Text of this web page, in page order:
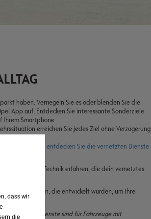
haben. Verriegeln Sie es oder blenden Sie die
App auf. Entdecken Sie interessante Sonderziele
Ihrem Smartphone.
erreichen Sie jedes Ziel ohne Verzögerung
Video an und entdecken Sie die vernetzten Dienste
und die Technik erfahren, die dein vernetztes
hier an
alle Funktionen, die entwickelt wurden, um Ihre
Dienste sind für Fahrzeuge mit
dass wir
die